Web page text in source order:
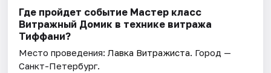
Где пройдет событие Мастер класс
Витражный Домик в технике витража
Тиффани?
Место проведения:Лавка Витражиста. Город —
Санкт-Петербург.